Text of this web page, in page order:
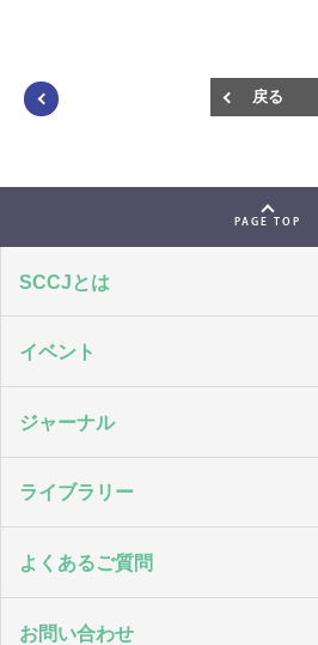
戻る
PAGE TOP
SCCJとは
イベント
ジャーナル
ライブラリー
よくあるご質問
お問い合わせ